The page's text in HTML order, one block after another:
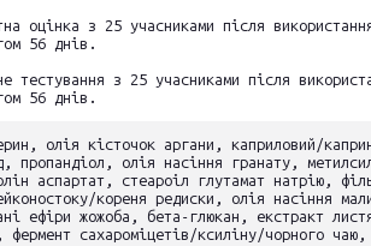
оцінка з 25 учасниками після
56 днів.
тестування з 25 учасниками після
56 днів.
олія кісточок аргани, каприловий/
пропандіол, олія насіння гранату,
аспартат, стеароіл глутамат натрію,
кореня редиски, олія насіння
ефіри жожоба, бета-глюкан, екстракт
фермент сахароміцетів/ксиліну/чорного